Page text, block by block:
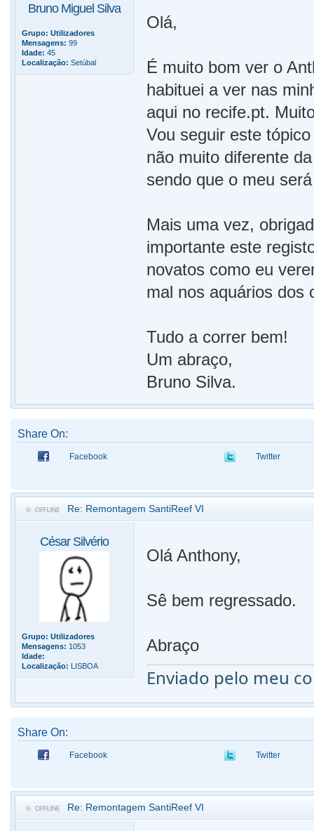
Bruno Miguel Silva
Grupo: Utilizadores
Mensagens: 99
Idade: 45
Localização: Setúbal
Olá,
É muito bom ver o
habituei a ver nas
aqui no recife.pt.
Vou seguir este
não muito diferente
sendo que o meu
Mais uma vez,
importante este
novatos como eu
mal nos aquários dos
Tudo a correr bem!
Um abraço,
Bruno Silva.
Share On:
Facebook Twitter
Re: Remontagem SantiReef VI
César Silvério
Grupo: Utilizadores
Mensagens: 1053
Idade:
Localização: LISBOA
Olá Anthony,
Sê bem regressado.
Abraço
Enviado pelo meu
Share On:
Facebook Twitter
Re: Remontagem SantiReef VI